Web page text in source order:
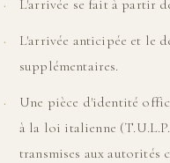
L'arrivée se fait à partir
L'arrivée anticipée et le
supplémentaires.
Une pièce d'identité
à la loi italienne
transmises aux autorités